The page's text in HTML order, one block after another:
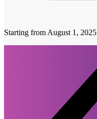
Starting from August 1, 2025